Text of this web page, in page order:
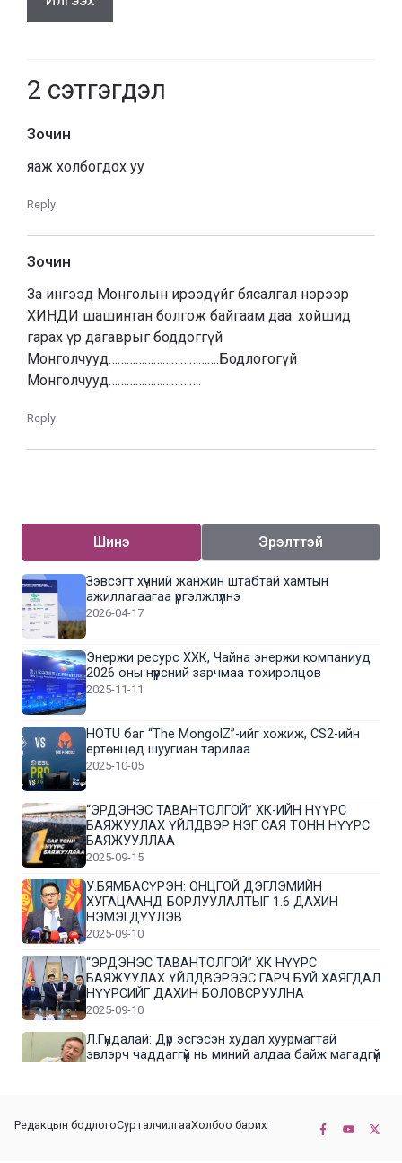
2 сэтгэгдэл
Зочин
яаж холбогдох уу
Reply
Зочин
За ингээд Монголын ирээдүйг бясалгал нэрээр
ХИНДИ шашинтан болгож байгаам даа. хойшид
гарах үр дагаврыг боддоггүй
Монголчууд……………………………….Бодлогогүй
Монголчууд………………………….
Reply
Шинэ Эрэлттэй
Зэвсэгт хүчний жанжин штабтай хамтын
ажиллагаагаа үргэлжлүүлнэ
2026-04-17
Энержи ресурс ХХК, Чайна энержи компаниуд
2026 оны нүүрсний зарчмаа тохиролцов
2025-11-11
HOTU баг “The MongolZ”-ийг хожиж, CS2-ийн
ертөнцөд шуугиан тарилаа
2025-10-05
“ЭРДЭНЭС ТАВАНТОЛГОЙ” ХК-ИЙН НҮҮРС
БАЯЖУУЛАХ ҮЙЛДВЭР НЭГ САЯ ТОНН НҮҮРС
БАЯЖУУЛЛАА
2025-09-15
У.БЯМБАСҮРЭН: ОНЦГОЙ ДЭГЛЭМИЙН
ХУГАЦААНД БОРЛУУЛАЛТЫГ 1.6 ДАХИН
НЭМЭГДҮҮЛЭВ
2025-09-10
“ЭРДЭНЭС ТАВАНТОЛГОЙ” ХК НҮҮРС
БАЯЖУУЛАХ ҮЙЛДВЭРЭЭС ГАРЧ БУЙ ХАЯГДАЛ
НҮҮРСИЙГ ДАХИН БОЛОВСРУУЛНА
2025-09-10
Л.Гүндалай: Дүр эсгэсэн худал хуурмагтай
эвлэрч чаддаггүй нь миний алдаа байж магадгүй
БАГИЙН ИРГЭДИЙН ТӨЛӨӨЛӨЛ НҮҮРС
Редакцын бодлогоСурталчилгааХолбоо барих